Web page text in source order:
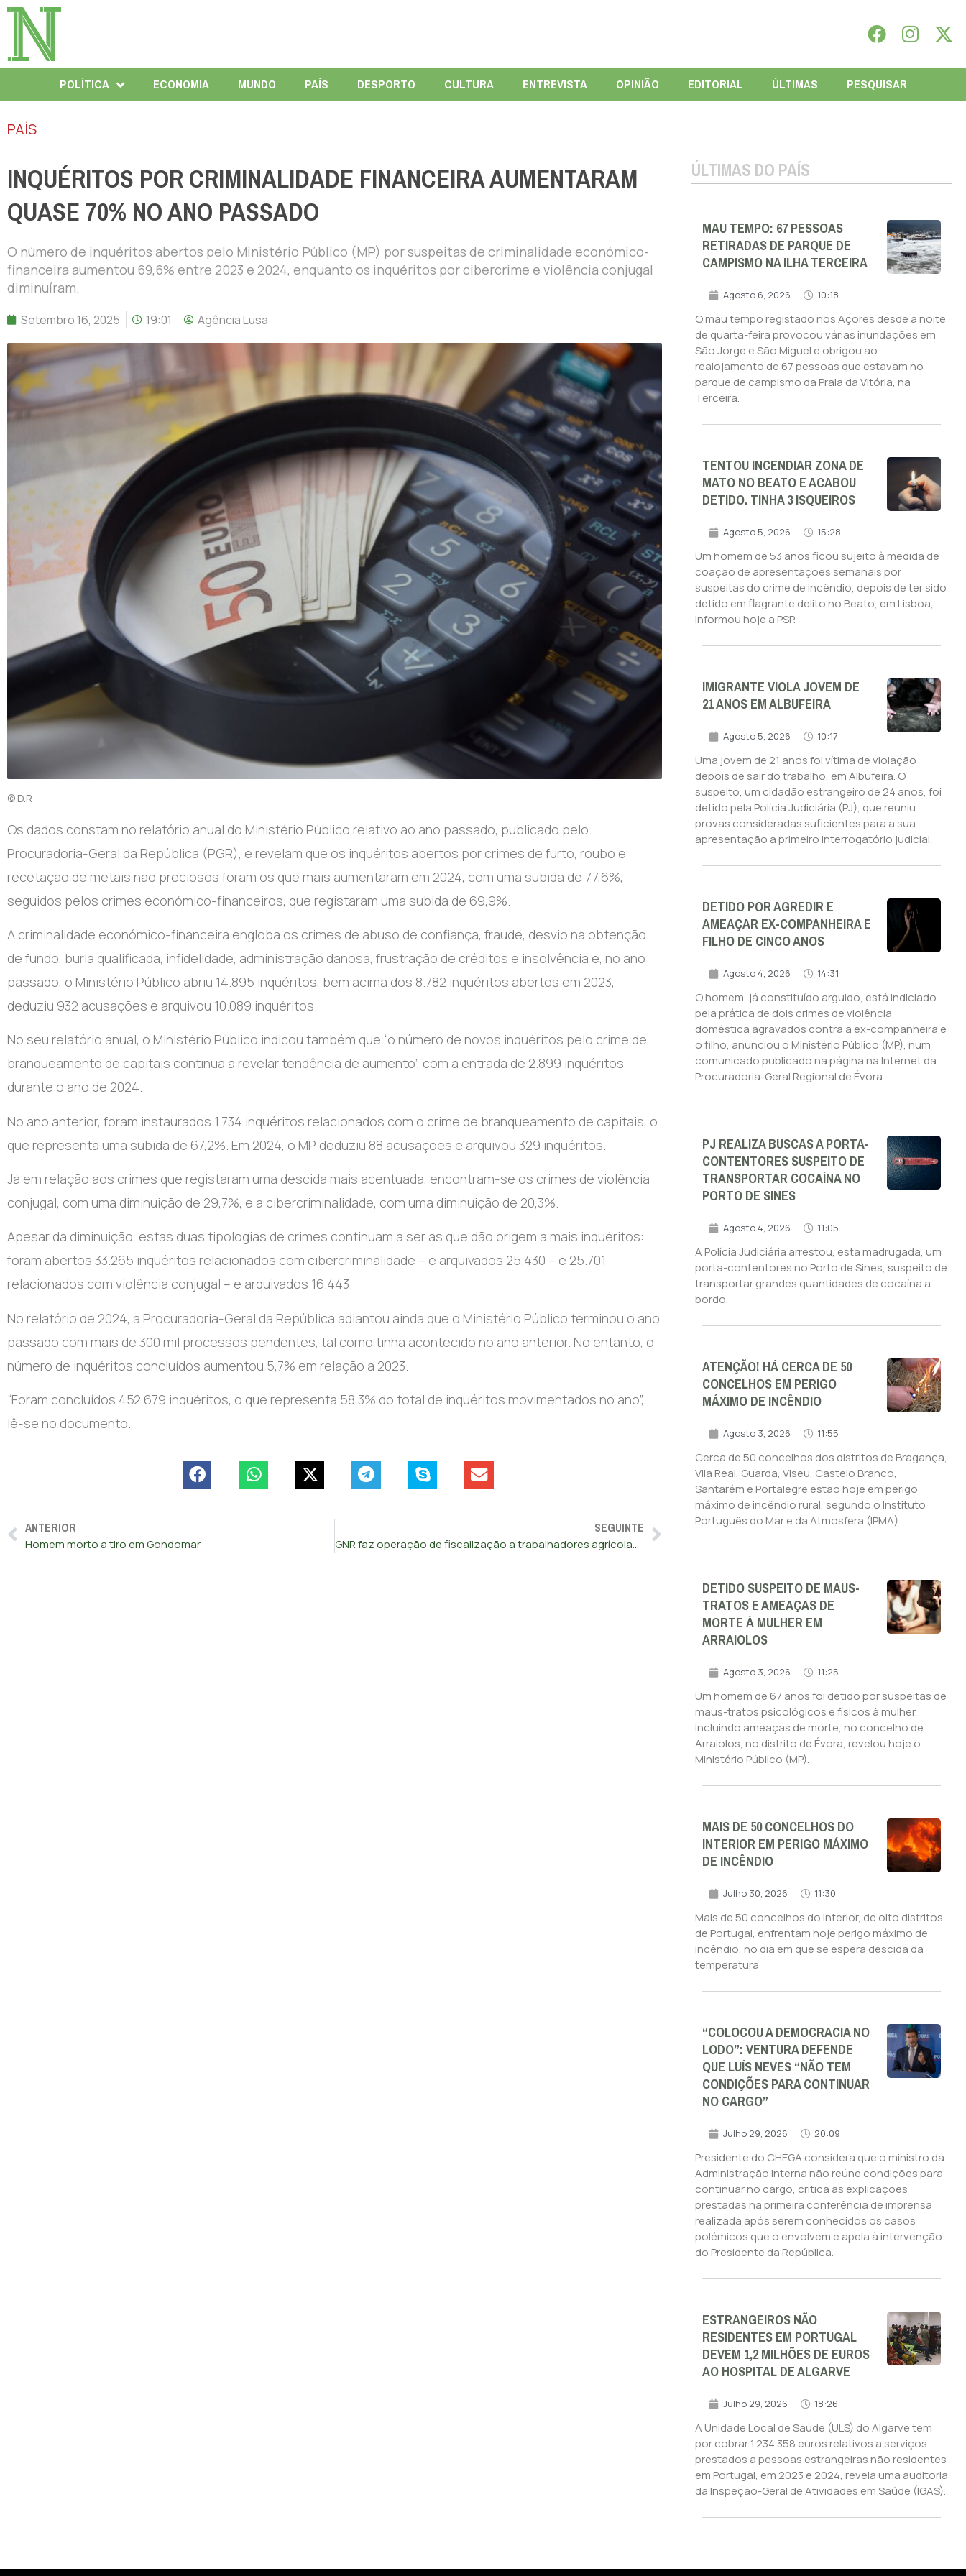
POLÍTICA ECONOMIA MUNDO PAÍS DESPORTO CULTURA ENTREVISTA OPINIÃO EDITORIAL ÚLTIMAS PESQUISAR
PAÍS
INQUÉRITOS POR CRIMINALIDADE FINANCEIRA AUMENTARAM
QUASE 70% NO ANO PASSADO
O número de inquéritos abertos pelo Ministério Público (MP) por suspeitas de criminalidade económico-
financeira aumentou 69,6% entre 2023 e 2024, enquanto os inquéritos por cibercrime e violência conjugal
diminuíram.
Setembro 16, 2025 19:01 Agência Lusa
© D.R
Os dados constam no relatório anual do Ministério Público relativo ao ano passado, publicado pelo
Procuradoria-Geral da República (PGR), e revelam que os inquéritos abertos por crimes de furto, roubo e
recetação de metais não preciosos foram os que mais aumentaram em 2024, com uma subida de 77,6%,
seguidos pelos crimes económico-financeiros, que registaram uma subida de 69,9%.
A criminalidade económico-financeira engloba os crimes de abuso de confiança, fraude, desvio na obtenção
de fundo, burla qualificada, infidelidade, administração danosa, frustração de créditos e insolvência e, no ano
passado, o Ministério Público abriu 14.895 inquéritos, bem acima dos 8.782 inquéritos abertos em 2023,
deduziu 932 acusações e arquivou 10.089 inquéritos.
No seu relatório anual, o Ministério Público indicou também que “o número de novos inquéritos pelo crime de
branqueamento de capitais continua a revelar tendência de aumento”, com a entrada de 2.899 inquéritos
durante o ano de 2024.
No ano anterior, foram instaurados 1.734 inquéritos relacionados com o crime de branqueamento de capitais, o
que representa uma subida de 67,2%. Em 2024, o MP deduziu 88 acusações e arquivou 329 inquéritos.
Já em relação aos crimes que registaram uma descida mais acentuada, encontram-se os crimes de violência
conjugal, com uma diminuição de 29,7%, e a cibercriminalidade, com uma diminuição de 20,3%.
Apesar da diminuição, estas duas tipologias de crimes continuam a ser as que dão origem a mais inquéritos:
foram abertos 33.265 inquéritos relacionados com cibercriminalidade – e arquivados 25.430 – e 25.701
relacionados com violência conjugal – e arquivados 16.443.
No relatório de 2024, a Procuradoria-Geral da República adiantou ainda que o Ministério Público terminou o ano
passado com mais de 300 mil processos pendentes, tal como tinha acontecido no ano anterior. No entanto, o
número de inquéritos concluídos aumentou 5,7% em relação a 2023.
“Foram concluídos 452.679 inquéritos, o que representa 58,3% do total de inquéritos movimentados no ano”,
lê-se no documento.
ANTERIOR
Homem morto a tiro em Gondomar
SEGUINTE
GNR faz operação de fiscalização a trabalhadores agrícolas em Odemira
ÚLTIMAS DO PAÍS
MAU TEMPO: 67 PESSOAS
RETIRADAS DE PARQUE DE
CAMPISMO NA ILHA TERCEIRA
Agosto 6, 2026 10:18
O mau tempo registado nos Açores desde a noite
de quarta-feira provocou várias inundações em
São Jorge e São Miguel e obrigou ao
realojamento de 67 pessoas que estavam no
parque de campismo da Praia da Vitória, na
Terceira.
TENTOU INCENDIAR ZONA DE
MATO NO BEATO E ACABOU
DETIDO. TINHA 3 ISQUEIROS
Agosto 5, 2026 15:28
Um homem de 53 anos ficou sujeito à medida de
coação de apresentações semanais por
suspeitas do crime de incêndio, depois de ter sido
detido em flagrante delito no Beato, em Lisboa,
informou hoje a PSP.
IMIGRANTE VIOLA JOVEM DE
21 ANOS EM ALBUFEIRA
Agosto 5, 2026 10:17
Uma jovem de 21 anos foi vítima de violação
depois de sair do trabalho, em Albufeira. O
suspeito, um cidadão estrangeiro de 24 anos, foi
detido pela Polícia Judiciária (PJ), que reuniu
provas consideradas suficientes para a sua
apresentação a primeiro interrogatório judicial.
DETIDO POR AGREDIR E
AMEAÇAR EX-COMPANHEIRA E
FILHO DE CINCO ANOS
Agosto 4, 2026 14:31
O homem, já constituído arguido, está indiciado
pela prática de dois crimes de violência
doméstica agravados contra a ex-companheira e
o filho, anunciou o Ministério Público (MP), num
comunicado publicado na página na Internet da
Procuradoria-Geral Regional de Évora.
PJ REALIZA BUSCAS A PORTA-
CONTENTORES SUSPEITO DE
TRANSPORTAR COCAÍNA NO
PORTO DE SINES
Agosto 4, 2026 11:05
A Polícia Judiciária arrestou, esta madrugada, um
porta-contentores no Porto de Sines, suspeito de
transportar grandes quantidades de cocaína a
bordo.
ATENÇÃO! HÁ CERCA DE 50
CONCELHOS EM PERIGO
MÁXIMO DE INCÊNDIO
Agosto 3, 2026 11:55
Cerca de 50 concelhos dos distritos de Bragança,
Vila Real, Guarda, Viseu, Castelo Branco,
Santarém e Portalegre estão hoje em perigo
máximo de incêndio rural, segundo o Instituto
Português do Mar e da Atmosfera (IPMA).
DETIDO SUSPEITO DE MAUS-
TRATOS E AMEAÇAS DE
MORTE À MULHER EM
ARRAIOLOS
Agosto 3, 2026 11:25
Um homem de 67 anos foi detido por suspeitas de
maus-tratos psicológicos e físicos à mulher,
incluindo ameaças de morte, no concelho de
Arraiolos, no distrito de Évora, revelou hoje o
Ministério Público (MP).
MAIS DE 50 CONCELHOS DO
INTERIOR EM PERIGO MÁXIMO
DE INCÊNDIO
Julho 30, 2026 11:30
Mais de 50 concelhos do interior, de oito distritos
de Portugal, enfrentam hoje perigo máximo de
incêndio, no dia em que se espera descida da
temperatura
“COLOCOU A DEMOCRACIA NO
LODO”: VENTURA DEFENDE
QUE LUÍS NEVES “NÃO TEM
CONDIÇÕES PARA CONTINUAR
NO CARGO”
Julho 29, 2026 20:09
Presidente do CHEGA considera que o ministro da
Administração Interna não reúne condições para
continuar no cargo, critica as explicações
prestadas na primeira conferência de imprensa
realizada após serem conhecidos os casos
polémicos que o envolvem e apela à intervenção
do Presidente da República.
ESTRANGEIROS NÃO
RESIDENTES EM PORTUGAL
DEVEM 1,2 MILHÕES DE EUROS
AO HOSPITAL DE ALGARVE
Julho 29, 2026 18:26
A Unidade Local de Saúde (ULS) do Algarve tem
por cobrar 1.234.358 euros relativos a serviços
prestados a pessoas estrangeiras não residentes
em Portugal, em 2023 e 2024, revela uma auditoria
da Inspeção-Geral de Atividades em Saúde (IGAS).